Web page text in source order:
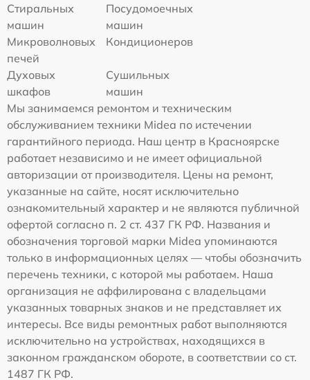
Стиральных
машин
Посудомоечных
машин
Микроволновых
печей
Кондиционеров
Духовых
шкафов
Сушильных
машин
Мы занимаемся ремонтом и техническим
обслуживанием техники Midea по истечении
гарантийного периода. Наш центр в Красноярске
работает независимо и не имеет официальной
авторизации от производителя. Цены на ремонт,
указанные на сайте, носят исключительно
ознакомительный характер и не являются публичной
офертой согласно п. 2 ст. 437 ГК РФ. Названия и
обозначения торговой марки Midea упоминаются
только в информационных целях — чтобы обозначить
перечень техники, с которой мы работаем. Наша
организация не аффилирована с владельцами
указанных товарных знаков и не представляет их
интересы. Все виды ремонтных работ выполняются
исключительно на устройствах, находящихся в
законном гражданском обороте, в соответствии со ст.
1487 ГК РФ.